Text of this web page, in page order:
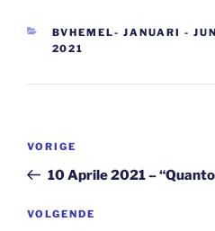
CATEGORIEËN
BVHEMEL- JANUARI -
2021
Vorig
bericht
VORIGE
10 Aprile 2021 –
Volgend
VOLGENDE